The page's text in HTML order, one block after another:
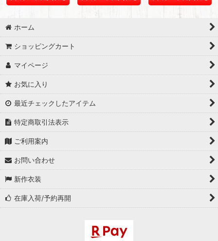
ホーム
ショッピングカート
マイページ
お気に入り
最近チェックしたアイテム
特定商取引法表示
ご利用案内
お問い合わせ
新作衣装
在庫入荷/予約再開